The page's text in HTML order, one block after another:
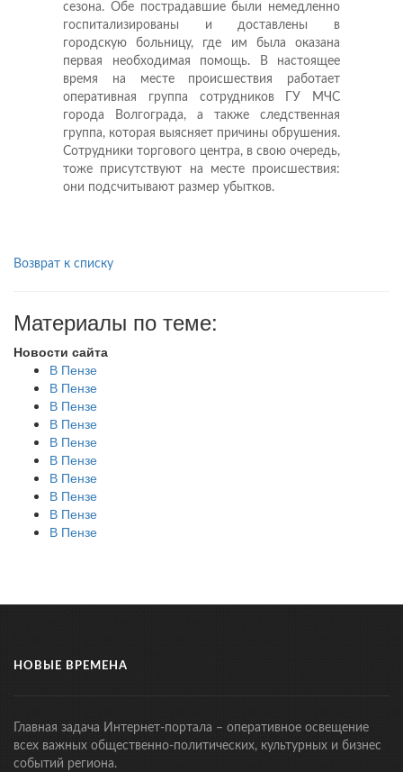
сезона. Обе пострадавшие были немедленно
госпитализированы и доставлены в
городскую больницу, где им была оказана
первая необходимая помощь. В настоящее
время на месте происшествия работает
оперативная группа сотрудников ГУ МЧС
города Волгограда, а также следственная
группа, которая выясняет причины обрушения.
Сотрудники торгового центра, в свою очередь,
тоже присутствуют на месте происшествия:
они подсчитывают размер убытков.
Возврат к списку
Материалы по теме:
Новости сайта
В Пензе
В Пензе
В Пензе
В Пензе
В Пензе
В Пензе
В Пензе
В Пензе
В Пензе
В Пензе
НОВЫЕ ВРЕМЕНА
Главная задача Интернет-портала – оперативное освещение
всех важных общественно-политических, культурных и бизнес
событий региона.